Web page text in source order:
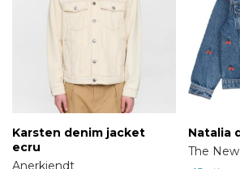
Karsten denim jacket
ecru
Anerkjendt
Natalia
The New